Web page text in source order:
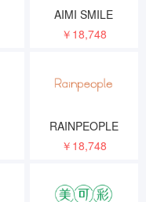
AIMI SMILE
￥18,748
RAINPEOPLE
￥18,748